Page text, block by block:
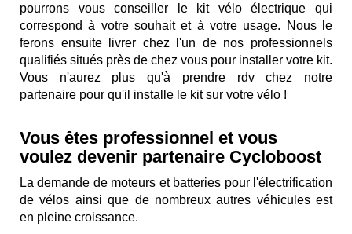
pourrons vous conseiller le kit vélo électrique qui
correspond à votre souhait et à votre usage. Nous le
ferons ensuite livrer chez l'un de nos professionnels
qualifiés situés près de chez vous pour installer votre kit.
Vous n'aurez plus qu'à prendre rdv chez notre
partenaire pour qu'il installe le kit sur votre vélo !
Vous êtes professionnel et vous
voulez devenir partenaire Cycloboost
La demande de moteurs et batteries pour l'électrification
de vélos ainsi que de nombreux autres véhicules est
en pleine croissance.